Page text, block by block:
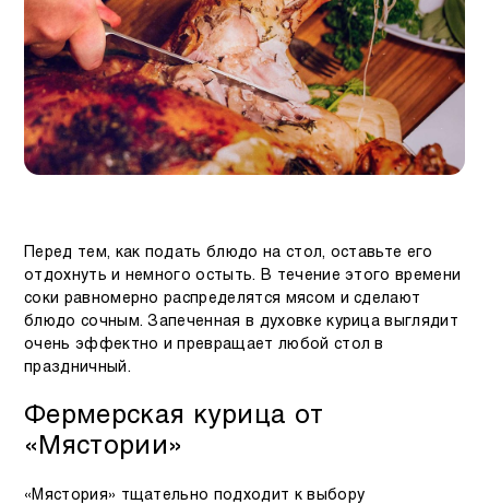
Перед тем, как подать блюдо на стол, оставьте его
отдохнуть и немного остыть. В течение этого времени
соки равномерно распределятся мясом и сделают
блюдо сочным. Запеченная в духовке курица выглядит
очень эффектно и превращает любой стол в
праздничный.
Фермерская курица от
«Мястории»
«Мястория» тщательно подходит к выбору